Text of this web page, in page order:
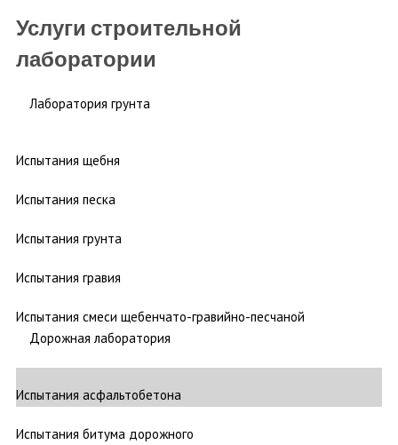
Услуги строительной
лаборатории
Лаборатория грунта
Испытания щебня
Испытания песка
Испытания грунта
Испытания гравия
Испытания смеси щебенчато-гравийно-песчаной
Дорожная лаборатория
Испытания асфальтобетона
Испытания битума дорожного